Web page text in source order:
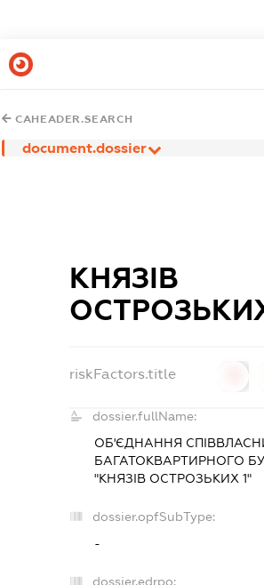
CAHEADER.SEARCH
document.dossier
КНЯЗІВ
riskFactors.title
dossier.fullName:
ОБ'ЄДНАННЯ
БАГАТОКВАРТИРНОГО
"КНЯЗІВ ОСТРОЗЬКИХ 1"
dossier.opfSubType:
-
dossier.edrpo: